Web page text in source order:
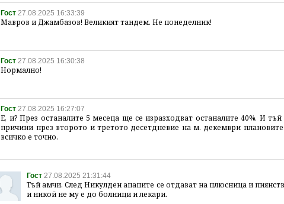
Гост 27.08.2025 16:33:39
Мавров и Джамбазов! Великият тандем. Не понеделник!
Гост 27.08.2025 16:30:38
Нормално!
Гост 27.08.2025 16:27:07
Е, и? През останалите 5 месеца ще се изразходват останалите 40%. И
причини през второто и третото десетдневие на м. декември плановите
всичко е точно.
Гост 27.08.2025 21:31:44
Тъй амчи. След Никулден апапите се отдават на плюсница и
и никой не му е до болници и лекари.